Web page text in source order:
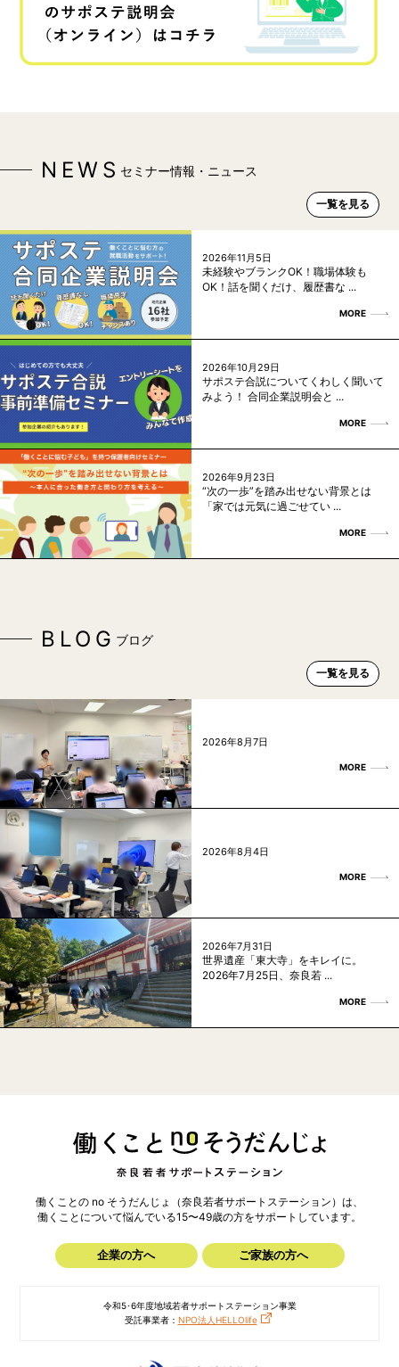
NEWS セミナー情報・ニュース
一覧を見る
2026年11月5日
未経験やブランクOK！職場体験も
OK！話を聞くだけ、履歴書な ...
MORE
2026年10月29日
サポステ合説についてくわしく聞いて
みよう！ 合同企業説明会と ...
MORE
2026年9月23日
“次の一歩”を踏み出せない背景とは
「家では元気に過ごせてい ...
MORE
BLOG ブログ
一覧を見る
2026年8月7日
MORE
2026年8月4日
MORE
2026年7月31日
世界遺産「東大寺」をキレイに。
2026年7月25日、奈良若 ...
MORE
働くことの no そうだんじょ（奈良若者サポートステーション）は、
働くことについて悩んでいる15〜49歳の方をサポートしています。
企業の方へ ご家族の方へ
令和5･6年度地域若者サポートステーション事業
受託事業者： NPO法人HELLOlife